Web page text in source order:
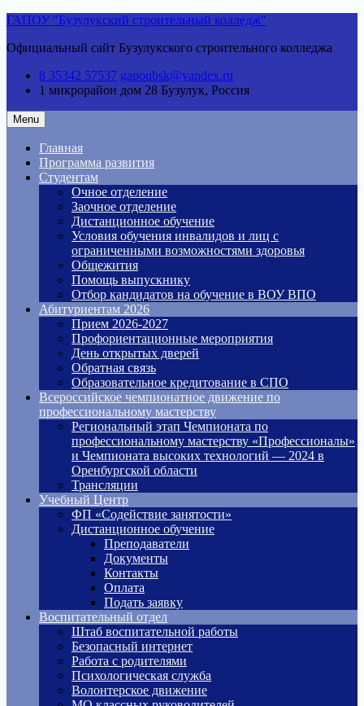
Skip
content
ГАПОУ "Бузулукский строительный колледж"
Официальный сайт Бузулукского строительного колледжа
8 35342 57537 gapoubsk@yandex.ru
1 микрорайон дом 28 Бузулук, Россия
Menu
Главная
Программа развития
Студентам
Очное отделение
Заочное отделение
Дистанционное обучение
Условия обучения инвалидов и лиц с
ограниченными возможностями здоровья
Общежития
Помощь выпускнику
Отбор кандидатов на обучение в ВОУ ВПО
Абитуриентам 2026
Прием 2026-2027
Профориентационные мероприятия
День открытых дверей
Обратная связь
Образовательное кредитование в СПО
Всероссийское чемпионатное движение по
профессиональному мастерству
Региональный этап Чемпионата по
профессиональному мастерству «Профессионалы»
и Чемпионата высоких технологий — 2024 в
Оренбургской области
Трансляции
Учебный Центр
ФП «Содействие занятости»
Дистанционное обучение
Преподаватели
Документы
Контакты
Оплата
Подать заявку
Воспитательный отдел
Штаб воспитательной работы
Безопасный интернет
Работа с родителями
Психологическая служба
Волонтерское движение